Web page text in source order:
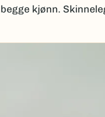
kjønn.